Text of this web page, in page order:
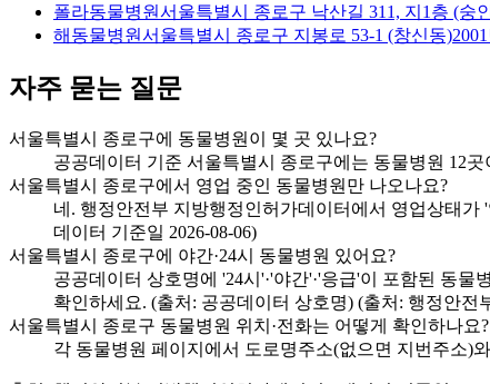
폴라동물병원서울특별시 종로구 낙산길 311, 지1층 (숭
해동물병원서울특별시 종로구 지봉로 53-1 (창신동)2001
자주 묻는 질문
서울특별시 종로구에 동물병원이 몇 곳 있나요?
공공데이터 기준 서울특별시 종로구에는 동물병원 12
서울특별시 종로구에서 영업 중인 동물병원만 나오나요?
네. 행정안전부 지방행정인허가데이터에서 영업상태가
데이터 기준일 2026-08-06)
서울특별시 종로구에 야간·24시 동물병원 있어요?
공공데이터 상호명에 '24시'·'야간'·'응급'이 포함된 동
확인하세요. (출처: 공공데이터 상호명) (출처: 행정안전
서울특별시 종로구 동물병원 위치·전화는 어떻게 확인하나요?
각 동물병원 페이지에서 도로명주소(없으면 지번주소)